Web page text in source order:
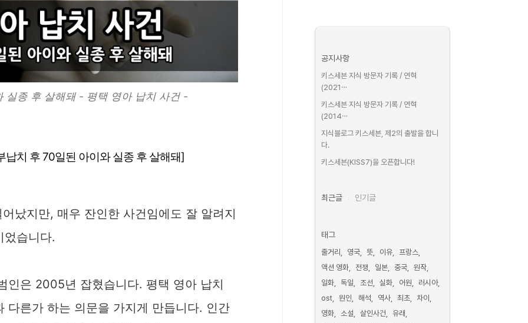
실종 후 살해돼 - 평택 영아 납치 사건 -
치 후 70일된 아이와 실종 후 살해돼]
났지만, 매우 잔인한 사건임에도 잘 알려지
었습니다.
인은 2005년 잡혔습니다. 평택 영아 납치
다른가 하는 의문을 가지게 만듭니다. 인간
공지사항
키스세븐 지식 방문자 기록 / 연혁
(2021⋯
키스세븐 지식 방문자 기록 / 연혁
(2014⋯
지식블로그 키스세븐, 제2의 출발을 합니
다.
키스세븐(KISS7)을 오픈합니다!
최근글 인기글
태그
줄거리 영국 뜻 이유
프랑스
액션 영화
전쟁 일본 중국
원작
일화
독일 조선 실화 어원
러시아
ost
원인 해석 역사 최초
차이
영화
소설 살인사건
유래